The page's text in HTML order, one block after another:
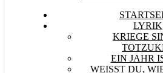
LYRIK
KRIEGE
EIN JAHR
WEISST DU,